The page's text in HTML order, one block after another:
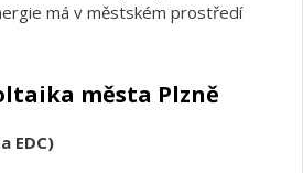
má v městském prostředí
města Plzně
EDC)